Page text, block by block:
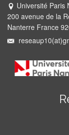
Université Paris
200 avenue de la
Nanterre France